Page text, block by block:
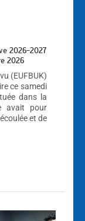
2026-2027
2026
(EUFBUK)
ce samedi
dans la
avait pour
et de